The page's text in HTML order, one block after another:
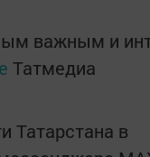
важным и
Татмедиа
Татарстана в